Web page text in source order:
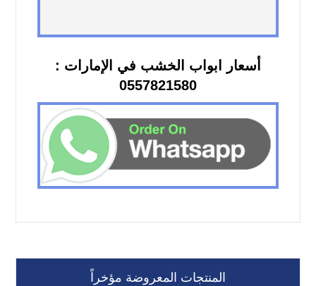
أسعار ابواب الخشب في الإمارات :
0557821580
المنتجات المعروضة مؤخراً